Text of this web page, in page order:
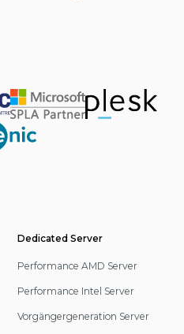
Partner
Footer
Navigation
Dedicated Server
Performance AMD Server
Performance Intel Server
Vorgängergeneration Server